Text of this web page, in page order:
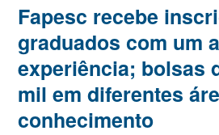
Fapesc recebe
graduados com um
experiência; bolsas
mil em diferentes
conhecimento